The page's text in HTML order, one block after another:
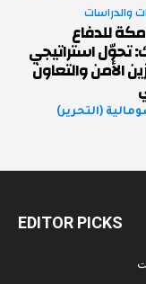
والدراسات
للدفاع
تحوّل استراتيجي
الأمن والتعاون
(التحرير)
EDITOR PICKS